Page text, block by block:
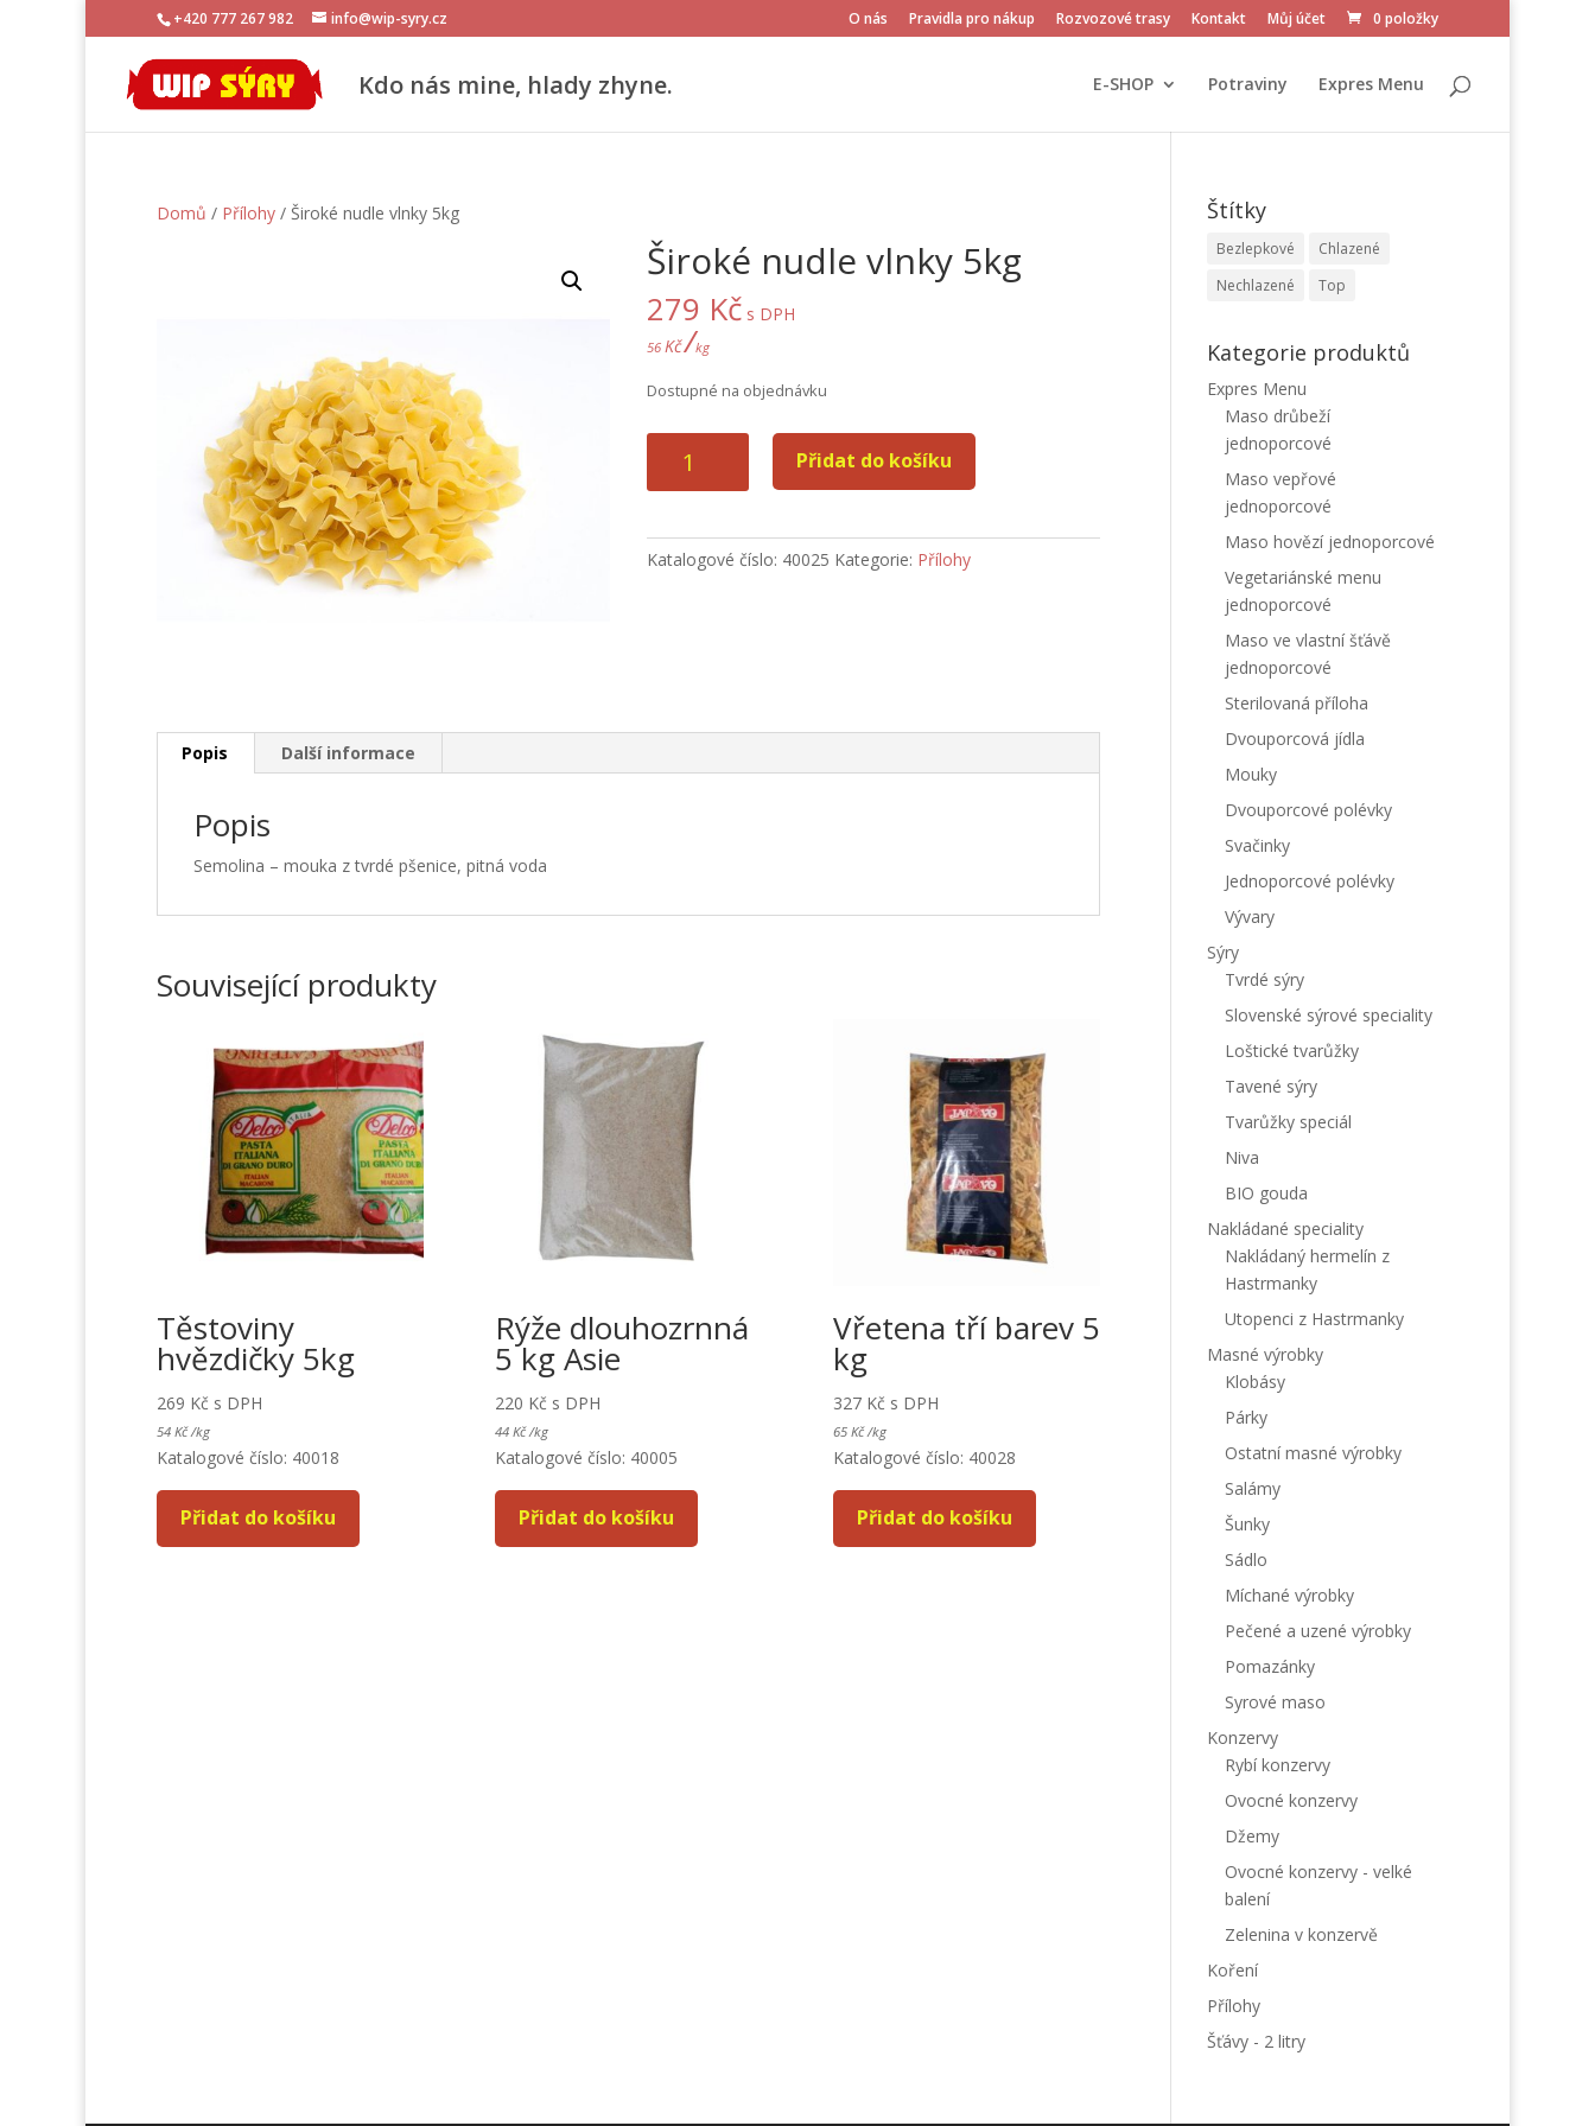
+420 777 267 982 info@wip-syry.cz O nás Pravidla pro nákup Rozvozové trasy Kontakt Můj účet 0 položky
Kdo nás mine, hlady zhyne. E-SHOP Potraviny Expres Menu
Domů / Přílohy / Široké nudle vlnky 5kg
Široké nudle vlnky 5kg
279 Kč s DPH
56Kč/kg
Dostupné na objednávku
množství
Přidat do košíku
Katalogové číslo: 40025 Kategorie: Přílohy
Popis Další informace
Popis
Semolina – mouka z tvrdé pšenice, pitná voda
Související produkty
Těstoviny
hvězdičky 5kg
269 Kč s DPH
54 Kč /kg
Katalogové číslo: 40018
Přidat do košíku
Rýže dlouhozrnná
5 kg Asie
220 Kč s DPH
44 Kč /kg
Katalogové číslo: 40005
Přidat do košíku
Vřetena tří barev 5
kg
327 Kč s DPH
65 Kč /kg
Katalogové číslo: 40028
Přidat do košíku
Štítky
Bezlepkové
Chlazené
Nechlazené
Top
Kategorie produktů
Expres Menu
Maso drůbeží
jednoporcové
Maso vepřové
jednoporcové
Maso hovězí jednoporcové
Vegetariánské menu
jednoporcové
Maso ve vlastní šťávě
jednoporcové
Sterilovaná příloha
Dvouporcová jídla
Mouky
Dvouporcové polévky
Svačinky
Jednoporcové polévky
Vývary
Sýry
Tvrdé sýry
Slovenské sýrové speciality
Loštické tvarůžky
Tavené sýry
Tvarůžky speciál
Niva
BIO gouda
Nakládané speciality
Nakládaný hermelín z
Hastrmanky
Utopenci z Hastrmanky
Masné výrobky
Klobásy
Párky
Ostatní masné výrobky
Salámy
Šunky
Sádlo
Míchané výrobky
Pečené a uzené výrobky
Pomazánky
Syrové maso
Konzervy
Rybí konzervy
Ovocné konzervy
Džemy
Ovocné konzervy - velké
balení
Zelenina v konzervě
Koření
Přílohy
Šťávy - 2 litry